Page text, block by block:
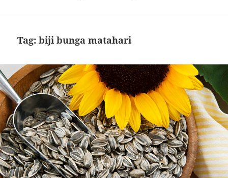
Tag:biji bunga matahari